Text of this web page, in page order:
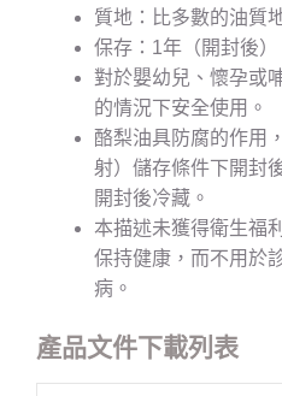
質地：比多數的油質
保存：1年（開封後）
對於嬰幼兒、懷孕或
的情況下安全使用。
酪梨油具防腐的作用
射）儲存條件下開封
開封後冷藏。
本描述未獲得衛生福
保持健康，而不用於
病。
產品文件下載列表